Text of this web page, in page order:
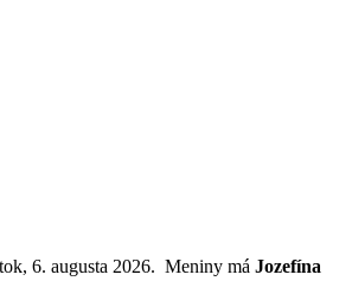
6. augusta 2026. Meniny má Jozefína